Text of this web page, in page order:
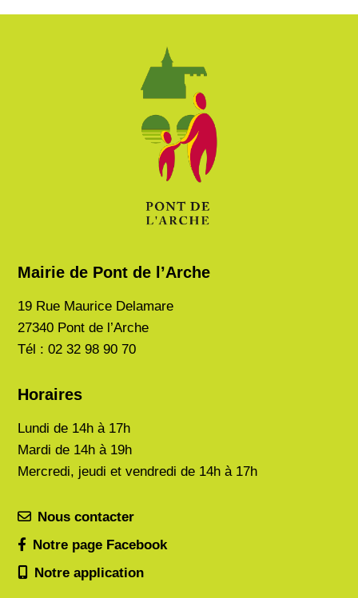
Mairie de Pont de l’Arche
19 Rue Maurice Delamare
27340 Pont de l’Arche
Tél : 02 32 98 90 70
Horaires
Lundi de 14h à 17h
Mardi de 14h à 19h
Mercredi, jeudi et vendredi de 14h à 17h
Nous contacter
Notre page Facebook
Notre application